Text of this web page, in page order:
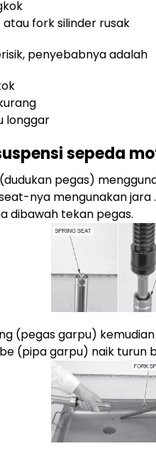
fork silinder rusak
penyebabnya adalah
longgar
sepeda
pegas)
nya mengunakan jara
dibawah tekan pegas.
(pegas garpu)
(pipa garpu) naik turun